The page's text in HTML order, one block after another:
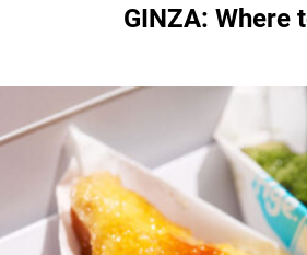
GINZA: Where